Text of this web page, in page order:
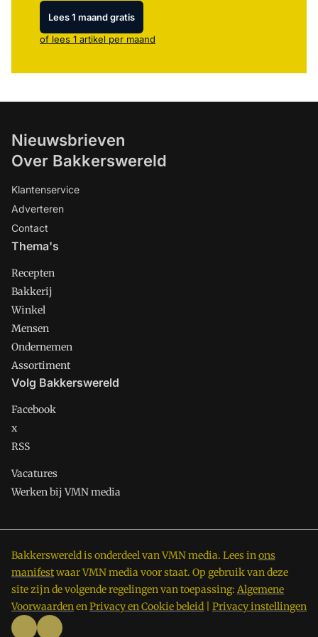
Lees 1 maand gratis
of lees 1 artikel per maand
Nieuwsbrieven
Over Bakkerswereld
Klantenservice
Adverteren
Contact
Thema's
Recepten
Bakkerij
Winkel
Mensen
Ondernemen
Assortiment
Volg Bakkerswereld
Facebook
x
RSS
Vacatures
Werken bij VMN media
Bakkerswereld is onderdeel van VMN media. Lees inons
manifestwaar VMN media voor staat. Op gebruik van deze
site zijn de volgende regelingen van toepassing: Algemene
VoorwaardenenPrivacy en Cookie beleid Privacy instellingen